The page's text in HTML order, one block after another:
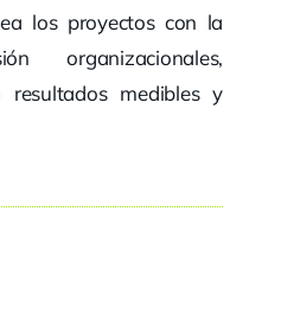
los proyectos con la
organizacionales,
resultados medibles y